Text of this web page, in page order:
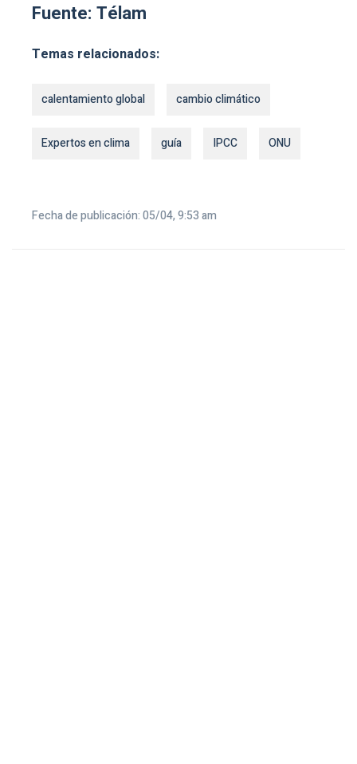
Fuente: Télam
Temas relacionados:
calentamiento global cambio climático
Expertos en clima guía IPCC ONU
Fecha de publicación: 05/04, 9:53 am